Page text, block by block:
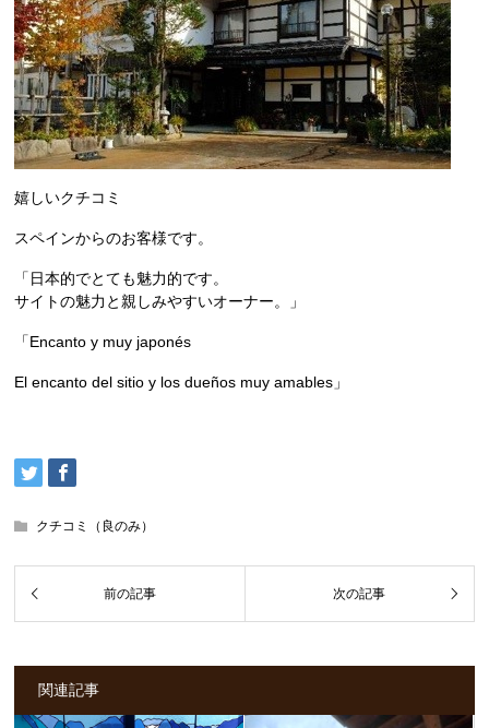
嬉しいクチコミ
スペインからのお客様です。
「日本的でとても魅力的です。
サイトの魅力と親しみやすいオーナー。」
「Encanto y muy japonés
El encanto del sitio y los dueños muy amables」
クチコミ（良のみ）
関連記事